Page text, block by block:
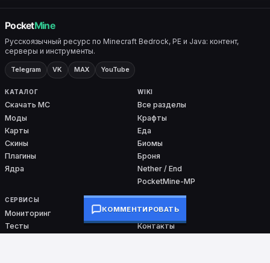
Русскоязычный ресурс по Minecraft Bedrock, PE и Java: контент,
серверы и инструменты.
Telegram VK MAX YouTube
КАТАЛОГ
Скачать MC
Моды
Карты
Скины
Плагины
Ядра
WIKI
Все разделы
Крафты
Еда
Биомы
Броня
Nether / End
PocketMine-MP
СЕРВИСЫ
Мониторинг
Тесты
ПРОЕКТ
О проекте
Контакты
КОММЕНТИРОВАТЬ